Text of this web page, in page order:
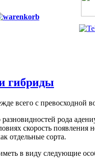
гибриды
всего c
рода
скорость
отдельные сорта.
в виду следующие